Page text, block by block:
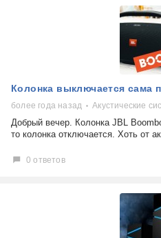
самопроизвольное
самостоятельный ремонт
выдает ошибку
плохо работает
решение проблемы
Колонка выключается сама
более года назад Акустические
Добрый вечер. Колонка JBL
то колонка отключается. Хоть от
0 ответов